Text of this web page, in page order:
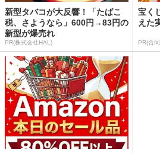
新型タバコが大反響！「たばこ
税、さようなら」600円→83円の
新型が爆売れ
PR(株式会社HAL)
宝く
えた
PR(合